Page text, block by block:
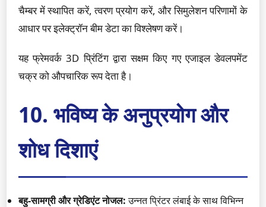
चैम्बर में स्थापित करें, त्वरण प्रयोग करें, और सिमुलेशन परिणामों के
आधार पर इलेक्ट्रॉन बीम डेटा का विश्लेषण करें।
यह फ्रेमवर्क 3D प्रिंटिंग द्वारा सक्षम किए गए एजाइल डेवलपमेंट
चक्र को औपचारिक रूप देता है।
10. भविष्य के अनुप्रयोग और
शोध दिशाएं
बहु-सामग्री और ग्रेडिएंट नोजल:उन्नत प्रिंटर लंबाई के साथ विभिन्न